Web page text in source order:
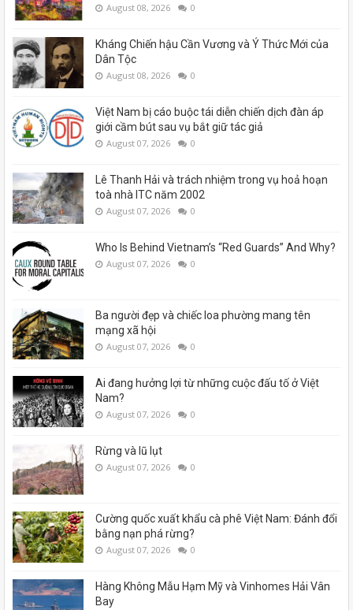
August 08, 2026 0
Kháng Chiến hậu Cần Vương và Ý Thức Mới của
Dân Tộc
August 08, 2026 0
Việt Nam bị cáo buộc tái diễn chiến dịch đàn áp
giới cầm bút sau vụ bắt giữ tác giả
August 07, 2026 0
Lê Thanh Hải và trách nhiệm trong vụ hoả hoạn
toà nhà ITC năm 2002
August 07, 2026 0
Who Is Behind Vietnam’s “Red Guards” And Why?
August 07, 2026 0
Ba người đẹp và chiếc loa phường mang tên
mạng xã hội
August 07, 2026 0
Ai đang hưởng lợi từ những cuộc đấu tố ở Việt
Nam?
August 07, 2026 0
Rừng và lũ lụt
August 07, 2026 0
Cường quốc xuất khẩu cà phê Việt Nam: Đánh đổi
bằng nạn phá rừng?
August 07, 2026 0
Hàng Không Mẫu Hạm Mỹ và Vinhomes Hải Vân
Bay